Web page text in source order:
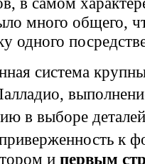
много общего,
одного
система
в выборе
и первым